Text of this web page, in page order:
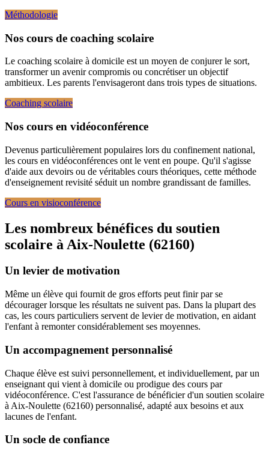
Méthodologie
Nos cours de coaching scolaire
Le coaching scolaire à domicile est un moyen de conjurer le sort,
transformer un avenir compromis ou concrétiser un objectif
ambitieux. Les parents l'envisageront dans trois types de situations.
Coaching scolaire
Nos cours en vidéoconférence
Devenus particulièrement populaires lors du confinement national,
les cours en vidéoconférences ont le vent en poupe. Qu'il s'agisse
d'aide aux devoirs ou de véritables cours théoriques, cette méthode
d'enseignement revisité séduit un nombre grandissant de familles.
Cours en visioconférence
Les nombreux bénéfices du soutien
scolaire à Aix-Noulette (62160)
Un levier de motivation
Même un élève qui fournit de gros efforts peut finir par se
décourager lorsque les résultats ne suivent pas. Dans la plupart des
cas, les cours particuliers servent de levier de motivation, en aidant
l'enfant à remonter considérablement ses moyennes.
Un accompagnement personnalisé
Chaque élève est suivi personnellement, et individuellement, par un
enseignant qui vient à domicile ou prodigue des cours par
vidéoconférence. C'est l'assurance de bénéficier d'un soutien scolaire
à Aix-Noulette (62160) personnalisé, adapté aux besoins et aux
lacunes de l'enfant.
Un socle de confiance